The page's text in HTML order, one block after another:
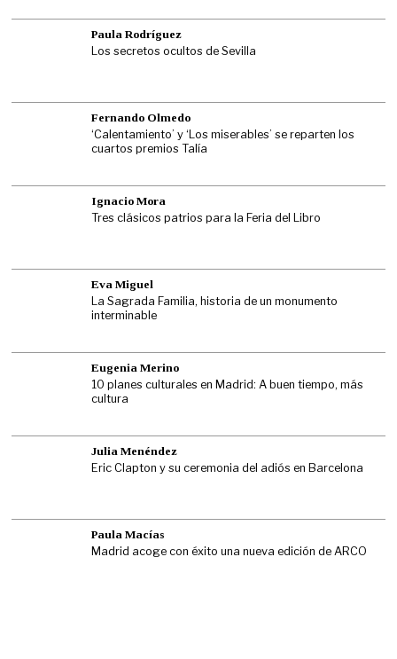
Paula Rodríguez
Los secretos ocultos de Sevilla
Fernando Olmedo
‘Calentamiento’ y ‘Los miserables’ se reparten los
cuartos premios Talía
Ignacio Mora
Tres clásicos patrios para la Feria del Libro
Eva Miguel
La Sagrada Familia, historia de un monumento
interminable
Eugenia Merino
10 planes culturales en Madrid: A buen tiempo, más
cultura
Julia Menéndez
Eric Clapton y su ceremonia del adiós en Barcelona
Paula Macías
Madrid acoge con éxito una nueva edición de ARCO